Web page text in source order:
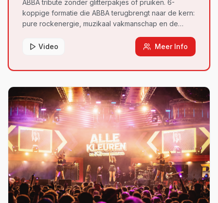
ABBA tribute zonder glitterpakjes of pruiken. 6-
koppige formatie die ABBA terugbrengt naar de kern:
pure rockenergie, muzikaal vakmanschap en de
Video
Meer Info